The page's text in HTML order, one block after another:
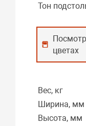
Тон
цветах
Вес, кг
Ширина, мм
Высота, мм